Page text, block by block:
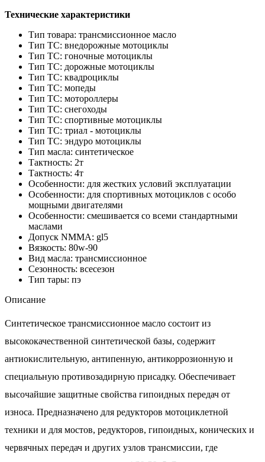
Технические характеристики
Тип товара: трансмиссионное масло
Тип ТС: внедорожные мотоциклы
Тип ТС: гоночные мотоциклы
Тип ТС: дорожные мотоциклы
Тип ТС: квадроциклы
Тип ТС: мопеды
Тип ТС: мотороллеры
Тип ТС: снегоходы
Тип ТС: спортивные мотоциклы
Тип ТС: триал - мотоциклы
Тип ТС: эндуро мотоциклы
Тип масла: синтетическое
Тактность: 2т
Тактность: 4т
Особенности: для жестких условий эксплуатации
Особенности: для спортивных мотоциклов с особо
мощными двигателями
Особенности: смешивается со всеми стандартными
маслами
Допуск NMMA: gl5
Вязкость: 80w-90
Вид масла: трансмиссионное
Сезонность: всесезон
Тип тары: пэ
Описание
Синтетическое трансмиссионное масло состоит из
высококачественной синтетической базы, содержит
антиокислительную, антипенную, антикоррозионную и
специальную противозадирную присадку. Обеспечивает
высочайшие защитные свойства гипоидных передач от
износа. Предназначено для редукторов мотоциклетной
техники и для мостов, редукторов, гипоидных, конических и
червячных передач и других узлов трансмиссии, где